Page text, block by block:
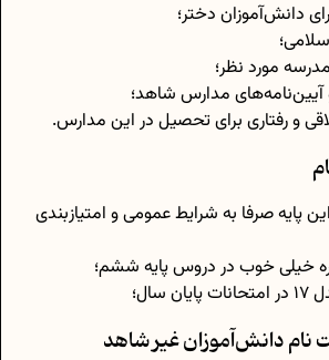
دانش‌آموزان دختر؛
مورد نظر؛
آیین‌نامه‌های مدارس شاهد؛
و رفتاری برای تحصیل در این مدارس.
پایه صرفا به شرایط عمومی و امتیاز‌بندی
خیلی خوب در دروس پایه ششم؛
نام دانش‌آموزان غیر شاهد